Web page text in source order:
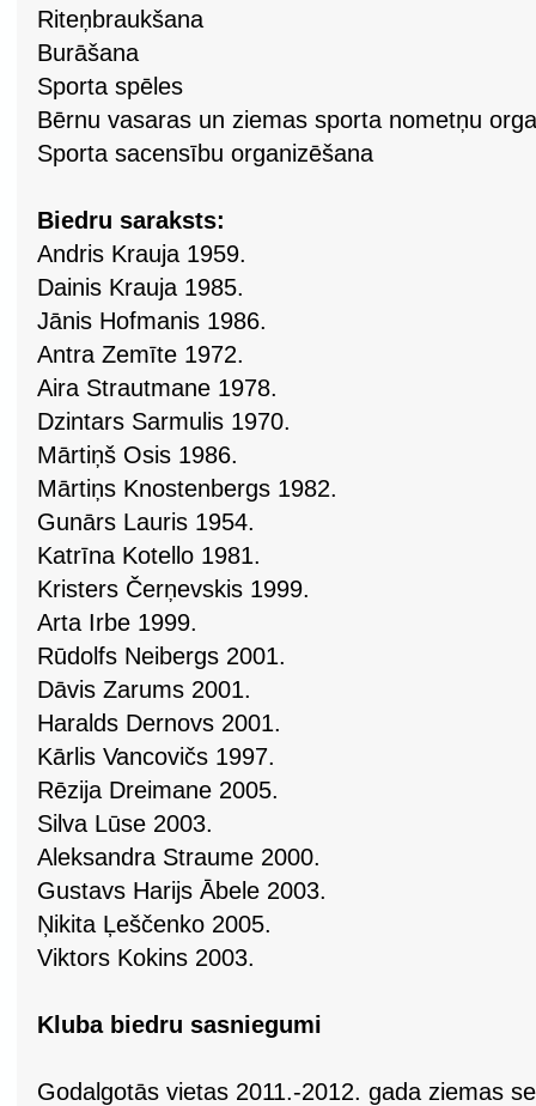
Riteņbraukšana
Burāšana
Sporta spēles
Bērnu vasaras un ziemas sporta nometņu
Sporta sacensību organizēšana
Biedru saraksts:
Andris Krauja 1959.
Dainis Krauja 1985.
Jānis Hofmanis 1986.
Antra Zemīte 1972.
Aira Strautmane 1978.
Dzintars Sarmulis 1970.
Mārtiņš Osis 1986.
Mārtiņs Knostenbergs 1982.
Gunārs Lauris 1954.
Katrīna Kotello 1981.
Kristers Čerņevskis 1999.
Arta Irbe 1999.
Rūdolfs Neibergs 2001.
Dāvis Zarums 2001.
Haralds Dernovs 2001.
Kārlis Vancovičs 1997.
Rēzija Dreimane 2005.
Silva Lūse 2003.
Aleksandra Straume 2000.
Gustavs Harijs Ābele 2003.
Ņikita Ļeščenko 2005.
Viktors Kokins 2003.
Kluba biedru sasniegumi
Godalgotās vietas 2011.-2012. gada ziemas